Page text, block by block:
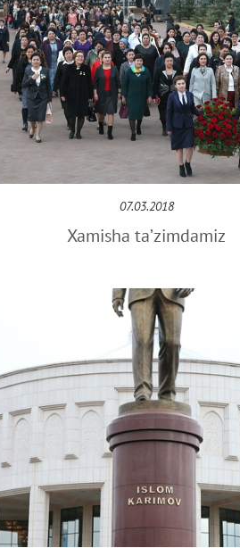
07.03.2018
Xamisha ta’zimdamiz